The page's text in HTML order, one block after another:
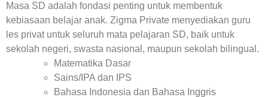
Masa SD adalah fondasi penting untuk membentuk
kebiasaan belajar anak. Zigma Private menyediakan guru
les privat untuk seluruh mata pelajaran SD, baik untuk
sekolah negeri, swasta nasional, maupun sekolah bilingual.
Matematika Dasar
Sains/IPA dan IPS
Bahasa Indonesia dan Bahasa Inggris